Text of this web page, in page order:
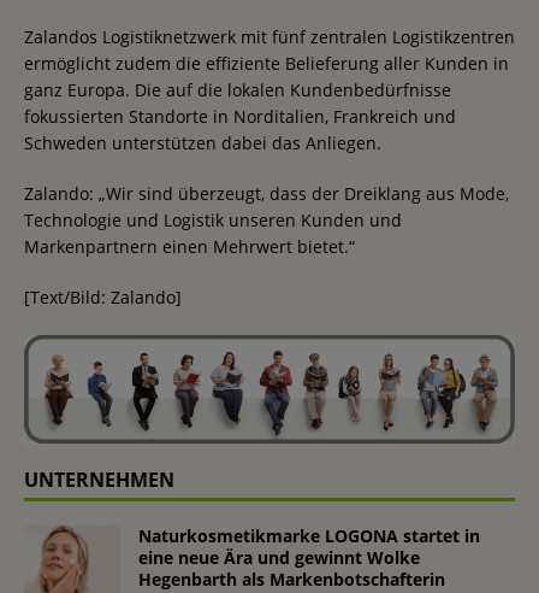
Zalandos Logistiknetzwerk mit fünf zentralen Logistikzentren
ermöglicht zudem die effiziente Belieferung aller Kunden in
ganz Europa. Die auf die lokalen Kundenbedürfnisse
fokussierten Standorte in Norditalien, Frankreich und
Schweden unterstützen dabei das Anliegen.
Zalando: „Wir sind überzeugt, dass der Dreiklang aus Mode,
Technologie und Logistik unseren Kunden und
Markenpartnern einen Mehrwert bietet.“
[Text/Bild: Zalando]
UNTERNEHMEN
Naturkosmetikmarke LOGONA startet in
eine neue Ära und gewinnt Wolke
Hegenbarth als Markenbotschafterin